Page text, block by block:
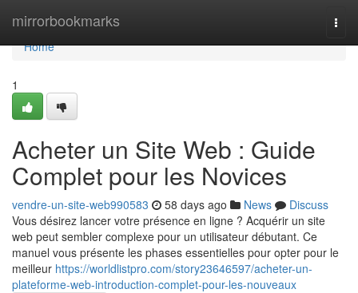
mirrorbookmarks
Home
Home
1
Acheter un Site Web : Guide
Complet pour les Novices
vendre-un-site-web990583 58 days ago News
Discuss
Vous désirez lancer votre présence en ligne ? Acquérir un site
web peut sembler complexe pour un utilisateur débutant. Ce
manuel vous présente les phases essentielles pour opter pour le
meilleur https://worldlistpro.com/story23646597/acheter-un-
plateforme-web-introduction-complet-pour-les-nouveaux